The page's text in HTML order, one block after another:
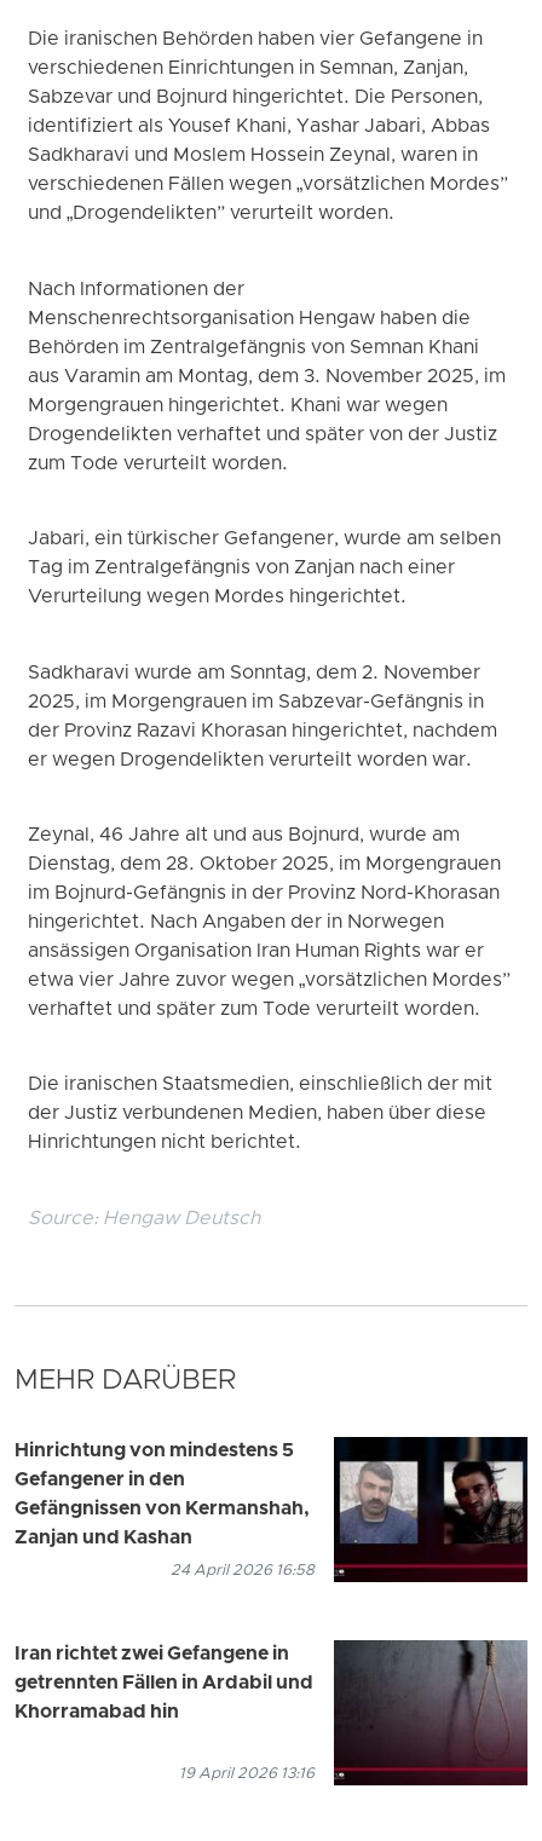
Die iranischen Behörden haben vier Gefangene in
verschiedenen Einrichtungen in Semnan, Zanjan,
Sabzevar und Bojnurd hingerichtet. Die Personen,
identifiziert als Yousef Khani, Yashar Jabari, Abbas
Sadkharavi und Moslem Hossein Zeynal, waren in
verschiedenen Fällen wegen „vorsätzlichen Mordes”
und „Drogendelikten” verurteilt worden.
Nach Informationen der
Menschenrechtsorganisation Hengaw haben die
Behörden im Zentralgefängnis von Semnan Khani
aus Varamin am Montag, dem 3. November 2025, im
Morgengrauen hingerichtet. Khani war wegen
Drogendelikten verhaftet und später von der Justiz
zum Tode verurteilt worden.
Jabari, ein türkischer Gefangener, wurde am selben
Tag im Zentralgefängnis von Zanjan nach einer
Verurteilung wegen Mordes hingerichtet.
Sadkharavi wurde am Sonntag, dem 2. November
2025, im Morgengrauen im Sabzevar-Gefängnis in
der Provinz Razavi Khorasan hingerichtet, nachdem
er wegen Drogendelikten verurteilt worden war.
Zeynal, 46 Jahre alt und aus Bojnurd, wurde am
Dienstag, dem 28. Oktober 2025, im Morgengrauen
im Bojnurd-Gefängnis in der Provinz Nord-Khorasan
hingerichtet. Nach Angaben der in Norwegen
ansässigen Organisation Iran Human Rights war er
etwa vier Jahre zuvor wegen „vorsätzlichen Mordes”
verhaftet und später zum Tode verurteilt worden.
Die iranischen Staatsmedien, einschließlich der mit
der Justiz verbundenen Medien, haben über diese
Hinrichtungen nicht berichtet.
Source: Hengaw Deutsch
MEHR DARÜBER
Hinrichtung von mindestens 5
Gefangener in den
Gefängnissen von Kermanshah,
Zanjan und Kashan
24 April 2026 16:58
Iran richtet zwei Gefangene in
getrennten Fällen in Ardabil und
Khorramabad hin
19 April 2026 13:16